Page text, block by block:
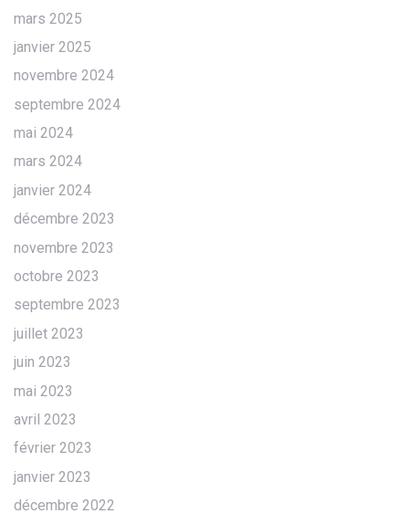
mars 2025
janvier 2025
novembre 2024
septembre 2024
mai 2024
mars 2024
janvier 2024
décembre 2023
novembre 2023
octobre 2023
septembre 2023
juillet 2023
juin 2023
mai 2023
avril 2023
février 2023
janvier 2023
décembre 2022